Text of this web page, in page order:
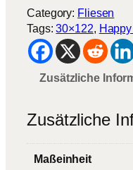
Category: Fliesen
Tags:30×122,
Zusätzliche
Zusätzliche
Maßeinheit